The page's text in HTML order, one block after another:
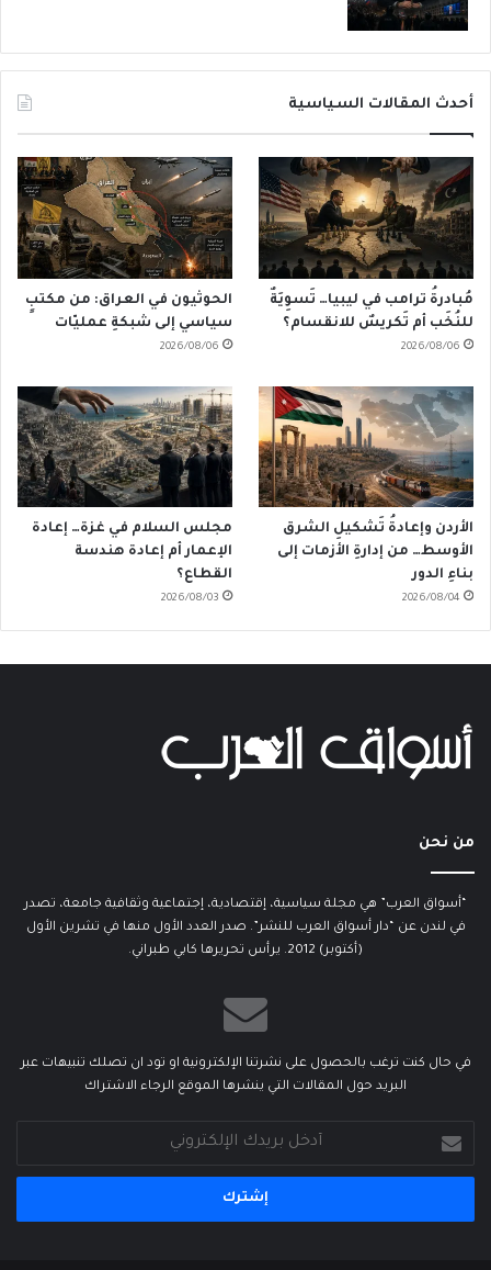
أحدث المقالات السياسية
مُبادرةُ ترامب في ليبيا… تَسوِيَةٌ
للنُخَب أم تَكريسٌ للانقسام؟
2026/08/06
الحوثيون في العراق: من مكتبٍ
سياسي إلى شبكةِ عمليّات
2026/08/06
الأردن وإعادةُ تَشكيلِ الشرق
الأوسط… من إدارةِ الأزمات إلى
بناءِ الدور
2026/08/04
مجلس السلام في غزة… إعادة
الإعمار أم إعادة هندسة
القطاع؟
2026/08/03
من نحن
“أسواق العرب” هي مجلة سياسية، إقتصادية، إجتماعية وثقافية جامعة، تصدر
في لندن عن “دار أسواق العرب للنشر”. صدر العدد الأول منها في تشرين الأول
(أكتوبر) 2012. يرأس تحريرها كابي طبراني.
في حال كنت ترغب بالحصول على نشرتنا الإلكترونية او تود ان تصلك تنبيهات عبر
البريد حول المقالات التي ينشرها الموقع الرجاء الاشتراك
بريدك
الإلكتروني